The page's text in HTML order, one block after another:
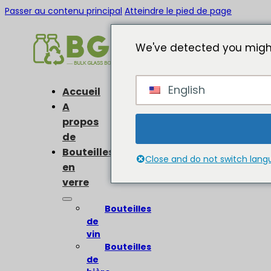
Passer au contenu principal Atteindre le pied de page
Accueil
A
propos
de
Bouteilles
en
verre
Bouteilles
de
vin
Bouteilles
de
We've detected you
English
Close and do not switch